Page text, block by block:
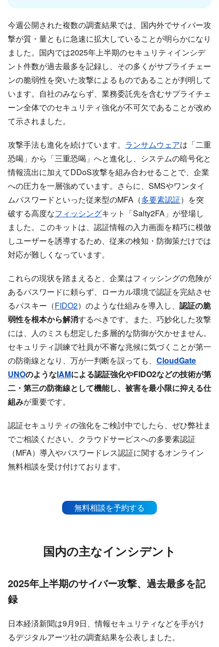
今週公開された複数の調査結果では、国内外でサイバー攻
撃が質・量ともに急速に拡大していることが明らかになり
ました。国内では2025年上半期のセキュリティインシデ
ント件数が過去最多を記録し、その多くがサプライチェー
ンの脆弱性を突いた攻撃によるものであることが判明して
います。自社のみならず、業務委託先を含むサプライチェ
ーン全体でのセキュリティ強化が不可欠であることが改め
て示されました。
攻撃手法も進化を続けています。 ランサムウェアは「二重
恐喝」から「三重恐喝」へと進化し、システムの暗号化と
情報流出に加えてDDoS攻撃を組み合わせることで、企業
への圧力を一層強めています。さらに、SMSやワンタイ
ムパスワードといった従来型のMFA（多要素認証）を突
破する高度なフィッシングキット「Salty2FA」が登場し
ました。このキットは、認証情報の入力画面を精巧に模倣
しユーザーを誘導するため、従来の検知・防御策だけでは
対応が難しくなっています。
これらの現状を踏まえると、企業はフィッシングの危険が
あるパスワードに頼らず、ローカル環境で認証を完結させ
るパスキー（FIDO2）のような仕組みを導入し、 認証の脆
弱性を根本から解消するべきです。また、巧妙化した攻撃
には、人のミスも想定した多層的な防御が欠かせません。
セキュリティ訓練で社員が不審な兆候に気づくことが第一
の防衛線となり、万が一判断を誤っても、 CloudGate
UNOのようなIAMによる認証強化やFIDO2などの技術が第
二・第三の防衛線として機能し、被害を最小限に抑える仕
組みが重要です。
認証セキュリティの強化をご検討中でしたら、ぜひ弊社ま
でご相談ください。クラウドサービスへの多要素認証
（MFA）導入やパスワードレス認証に関するオンライン
無料相談を受け付けております。
無料相談を予約する
国内の主なインシデント
2025年上半期のサイバー攻撃、過去最多を記
録
日本経済新聞は9月9日、情報セキュリティなどを手がけ
るデジタルアーツ社の調査結果を公表しました。